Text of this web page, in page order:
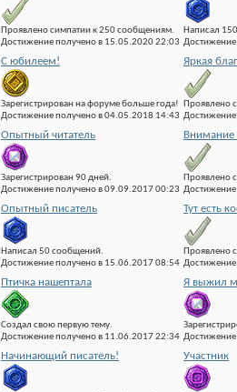
Проявлено симпатии к 250 сообщениям.
Достижение получено в 15.05.2020 22:03
Написал
С юбилеем!
Зарегистрирован на форуме больше года!
Достижение получено в 04.05.2018 14:43
Яркая
Проявлено
Опытный читатель
Зарегистрирован 90 дней.
Достижение получено в 09.09.2017 00:23
Внимание
Проявлено
Опытный писатель
Написал 50 сообщений.
Достижение получено в 15.06.2017 08:54
Тут есть
Проявлено
Птичка нашептала
Создал свою первую тему.
Достижение получено в 11.06.2017 22:34
Я выжил
Начинающий писатель! Участник